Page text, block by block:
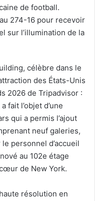
de football.
274-16 pour recevoir
sur l’illumination de la
célèbre dans le
des États-Unis
2026 de Tripadvisor :
fait l’objet d’une
qui a permis l’ajout
neuf galeries,
personnel d’accueil
au 102e étage
de New York.
résolution en